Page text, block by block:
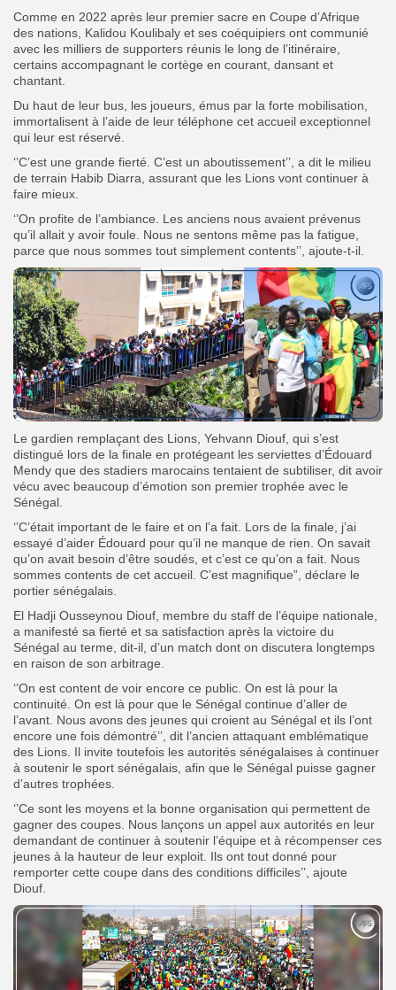
Comme en 2022 après leur premier sacre en Coupe d’Afrique
des nations, Kalidou Koulibaly et ses coéquipiers ont communié
avec les milliers de supporters réunis le long de l’itinéraire,
certains accompagnant le cortège en courant, dansant et
chantant.
Du haut de leur bus, les joueurs, émus par la forte mobilisation,
immortalisent à l’aide de leur téléphone cet accueil exceptionnel
qui leur est réservé.
‘’C’est une grande fierté. C’est un aboutissement’’, a dit le milieu
de terrain Habib Diarra, assurant que les Lions vont continuer à
faire mieux.
‘’On profite de l’ambiance. Les anciens nous avaient prévenus
qu’il allait y avoir foule. Nous ne sentons même pas la fatigue,
parce que nous sommes tout simplement contents’’, ajoute-t-il.
Le gardien remplaçant des Lions, Yehvann Diouf, qui s’est
distingué lors de la finale en protégeant les serviettes d’Édouard
Mendy que des stadiers marocains tentaient de subtiliser, dit avoir
vécu avec beaucoup d’émotion son premier trophée avec le
Sénégal.
‘’C’était important de le faire et on l’a fait. Lors de la finale, j’ai
essayé d’aider Édouard pour qu’il ne manque de rien. On savait
qu’on avait besoin d’être soudés, et c’est ce qu’on a fait. Nous
sommes contents de cet accueil. C’est magnifique”, déclare le
portier sénégalais.
El Hadji Ousseynou Diouf, membre du staff de l’équipe nationale,
a manifesté sa fierté et sa satisfaction après la victoire du
Sénégal au terme, dit-il, d’un match dont on discutera longtemps
en raison de son arbitrage.
‘’On est content de voir encore ce public. On est là pour la
continuité. On est là pour que le Sénégal continue d’aller de
l’avant. Nous avons des jeunes qui croient au Sénégal et ils l’ont
encore une fois démontré’’, dit l’ancien attaquant emblématique
des Lions. Il invite toutefois les autorités sénégalaises à continuer
à soutenir le sport sénégalais, afin que le Sénégal puisse gagner
d’autres trophées.
‘’Ce sont les moyens et la bonne organisation qui permettent de
gagner des coupes. Nous lançons un appel aux autorités en leur
demandant de continuer à soutenir l’équipe et à récompenser ces
jeunes à la hauteur de leur exploit. Ils ont tout donné pour
remporter cette coupe dans des conditions difficiles’’, ajoute
Diouf.